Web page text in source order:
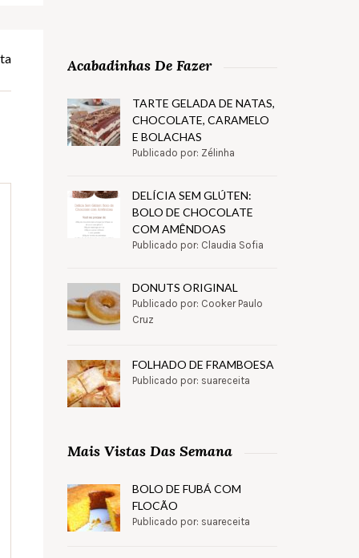
Acabadinhas De Fazer
TARTE GELADA DE NATAS,
CHOCOLATE, CARAMELO
E BOLACHAS
Publicado por: Zélinha
DELÍCIA SEM GLÚTEN:
BOLO DE CHOCOLATE
COM AMÊNDOAS
Publicado por: Claudia Sofia
DONUTS ORIGINAL
Publicado por: Cooker Paulo
Cruz
FOLHADO DE FRAMBOESA
Publicado por: suareceita
Mais Vistas Das Semana
BOLO DE FUBÁ COM
FLOCÃO
Publicado por: suareceita